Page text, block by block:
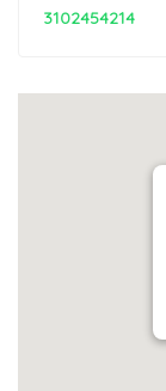
3102454214